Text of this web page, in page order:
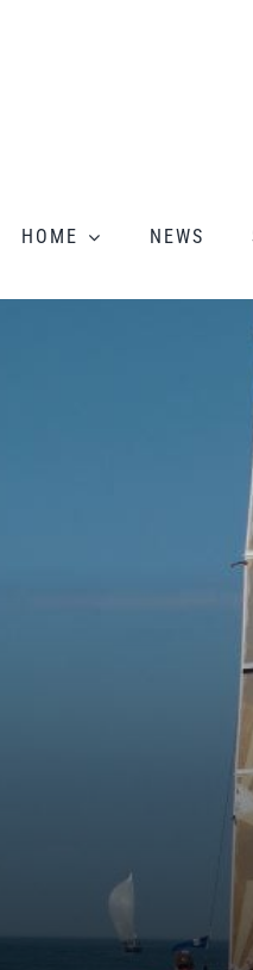
HOME NEWS